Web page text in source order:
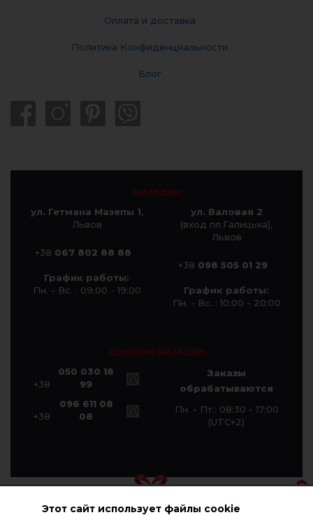
Этот сайт использует файлы cookie
Оплата и доставка
Политика Конфиденциальности
Блог
МАГАЗИН
ул. Гетмана Мазепы 1,
Львов
+38 067 802 88 88
График работы:
Пн. - Вс. : 09:00 - 19:00
ул. Валовая 2
(вход пл.Галицька),
Львов
+38 098 505 01 29
График работы:
Пн. - Вс. : 10:00 - 20:00
ОНЛАЙН МАГАЗИН
+38
050 030 18
99
+38
096 611 08
08
Заказы
обрабатываются
Пн. - Пт.: 08:30 - 17:00
(UTC+2)
© Компания «Галичанка» 2026